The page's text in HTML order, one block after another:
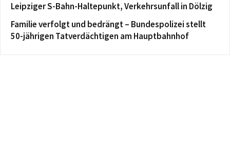
Leipziger S-Bahn-Haltepunkt, Verkehrsunfall in Dölzig
Familie verfolgt und bedrängt – Bundespolizei stellt
50-jährigen Tatverdächtigen am Hauptbahnhof